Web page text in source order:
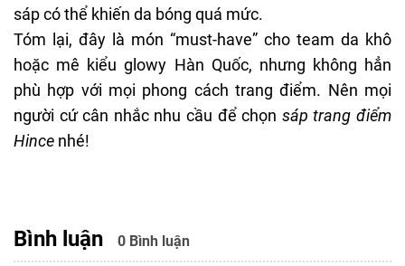
sáp có thể khiến da bóng quá mức.
Tóm lại, đây là món “must-have” cho team da khô
hoặc mê kiểu glowy Hàn Quốc, nhưng không hẳn
phù hợp với mọi phong cách trang điểm. Nên mọi
người cứ cân nhắc nhu cầu để chọn sáp trang điểm
Hince nhé!
Bình luận 0 Bình luận